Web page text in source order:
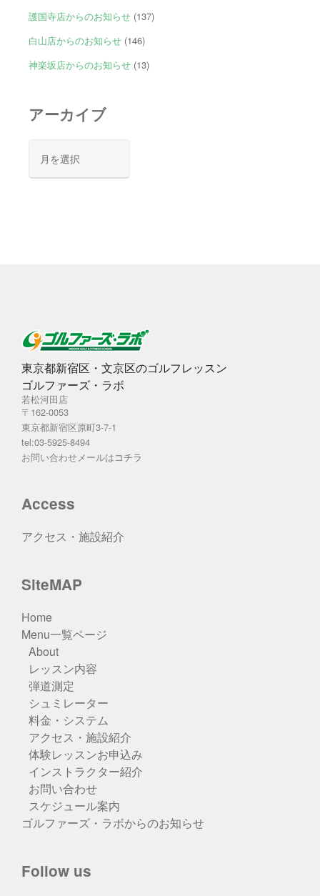
護国寺店からのお知らせ(137)
白山店からのお知らせ(146)
神楽坂店からのお知らせ(13)
アーカイブ
カ
東京都新宿区・文京区のゴルフレッスン
ゴルファーズ・ラボ
若松河田店
〒162-0053
東京都新宿区原町3-7-1
tel:03-5925-8494
お問い合わせメールはコチラ
Access
アクセス・施設紹介
SiteMAP
Home
Menu一覧ページ
About
レッスン内容
弾道測定
シュミレーター
料金・システム
アクセス・施設紹介
体験レッスンお申込み
インストラクター紹介
お問い合わせ
スケジュール案内
ゴルファーズ・ラボからのお知らせ
Follow us